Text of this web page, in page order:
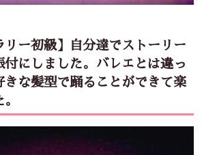
リー初級】自分達でストーリー
付にしました。バレエとは違っ
きな髪型で踊ることができて楽